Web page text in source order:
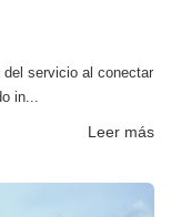
del servicio al conectar
in...
Leer más